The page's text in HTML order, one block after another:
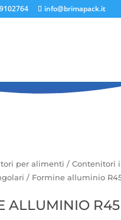
info@brimapack.it
alluminio
per alimenti / Contenitori
/ Formine alluminio
ALLUMINIO R45